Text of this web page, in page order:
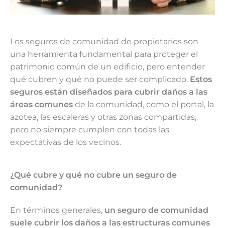
Los seguros de comunidad de propietarios son
una herramienta fundamental para proteger el
patrimonio común de un edificio, pero entender
qué cubren y qué no puede ser complicado. Estos
seguros están diseñados para cubrir daños a las
áreas comunes de la comunidad, como el portal, la
azotea, las escaleras y otras zonas compartidas,
pero no siempre cumplen con todas las
expectativas de los vecinos.
¿Qué cubre y qué no cubre un seguro de
comunidad?
En términos generales, un seguro de comunidad
suele cubrir los daños a las estructuras comunes